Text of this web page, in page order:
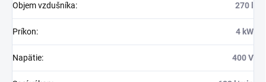
Objem vzdušníka: 270 l
Príkon: 4 kW
Napätie: 400 V